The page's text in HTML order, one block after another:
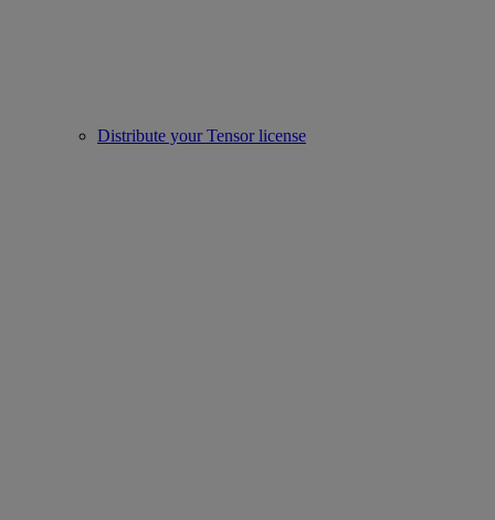
Distribute your Tensor license